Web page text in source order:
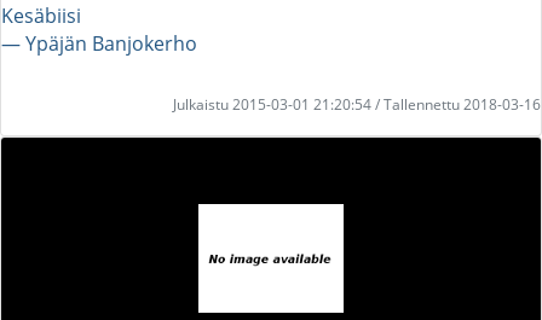
Kesäbiisi
― Ypäjän Banjokerho
Julkaistu 2015-03-01 21:20:54 / Tallennettu 2018-03-16